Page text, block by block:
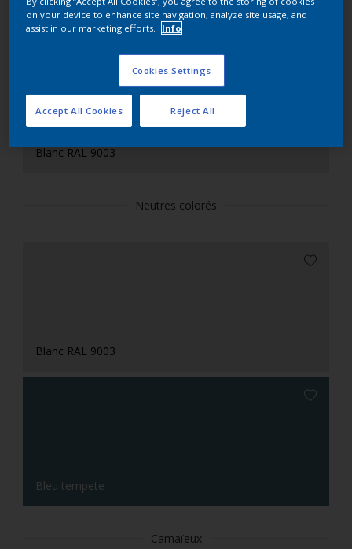
Le Blanc Parfait
Blanc RAL 9003
Neutres colorés
Blanc RAL 9003
Bleu tempete
Camaïeux
on your device to enhance site navigation, analyze site usage, and
assist in our marketing efforts.
Info
Cookies Settings
Reject All
Accept All Cookies